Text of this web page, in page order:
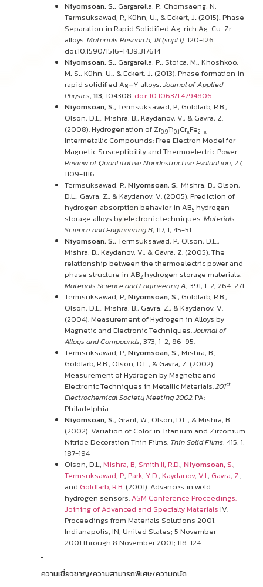
Niyomsoan, S., Gargarella, P., Chomsaeng, N,
Termsuksawad, P., Kühn, U., & Eckert, J. (2015). Phase
Separation in Rapid Solidified Ag-rich Ag-Cu-Zr
alloys.Materials Research, 18 (supl.1), 120-126.
doi:10.1590/1516-1439.317614
Niyomsoan, S., Gargarella, P., Stoica, M., Khoshkoo,
M. S., Kühn, U., & Eckert, J. (2013). Phase formation in
rapid solidified Ag–Y alloys.Journal of Applied
Physics, 113, 104308. doi: 10.1063/1.4794806
Niyomsoan, S., Termsuksawad, P., Goldfarb, R.B.,
Olson, D.L., Mishra, B., Kaydanov, V., & Gavra, Z.
(2008). Hydrogenation of Zr0.9Ti0.1CrxFe2–x
Intermetallic Compounds: Free Electron Model for
Magnetic Susceptibility and Thermoelectric Power.
Review of Quantitative Nondestructive Evaluation, 27,
1109-1116.
Termsuksawad, P., Niyomsoan, S., Mishra, B., Olson,
D.L., Gavra, Z., & Kaydanov, V. (2005). Prediction of
hydrogen absorption behavior in AB5 hydrogen
storage alloys by electronic techniques.Materials
Science and Engineering B, 117, 1, 45-51.
Niyomsoan, S., Termsuksawad, P., Olson, D.L.,
Mishra, B., Kaydanov, V., & Gavra, Z. (2005). The
relationship between the thermoelectric power and
phase structure in AB2 hydrogen storage materials.
Materials Science and Engineering A, 391, 1-2, 264-271.
Termsuksawad, P., Niyomsoan, S., Goldfarb, R.B.,
Olson, D.L., Mishra, B., Gavra, Z., & Kaydanov, V.
(2004). Measurement of Hydrogen in Alloys by
Magnetic and Electronic Techniques.Journal of
Alloys and Compounds, 373, 1-2, 86-95.
Termsuksawad, P., Niyomsoan, S., Mishra, B.,
Goldfarb, R.B., Olson, D.L., & Gavra, Z. (2002).
Measurement of Hydrogen by Magnetic and
Electronic Techniques in Metallic Materials.201st
Electrochemical Society Meeting2002. PA:
Philadelphia
Niyomsoan, S., Grant, W., Olson, D.L., & Mishra, B.
(2002). Variation of Color in Titanium and Zirconium
Nitride Decoration Thin Films. Thin Solid Films, 415, 1,
187-194
Olson, D.L, Mishra, B, Smith II, R.D., Niyomsoan, S.,
Termsuksawad, P., Park, Y.D., Kaydanov, V.I., Gavra, Z.,
and Goldfarb, R.B. (2001). Advances in weld
hydrogen sensors.ASM Conference Proceedings:
Joining of Advanced and Specialty Materials IV:
Proceedings from Materials Solutions 2001;
Indianapolis, IN; United States; 5 November
2001 through 8 November 2001; 118-124
ความเชี่ยวชาญ/ความสามารถพิเศษ/ความถนัด